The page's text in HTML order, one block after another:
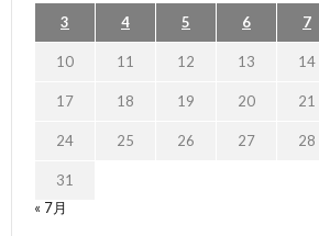
3 4 5 6 7
10 11 12 13 14
17 18 19 20 21
24 25 26 27 28
31
« 7月